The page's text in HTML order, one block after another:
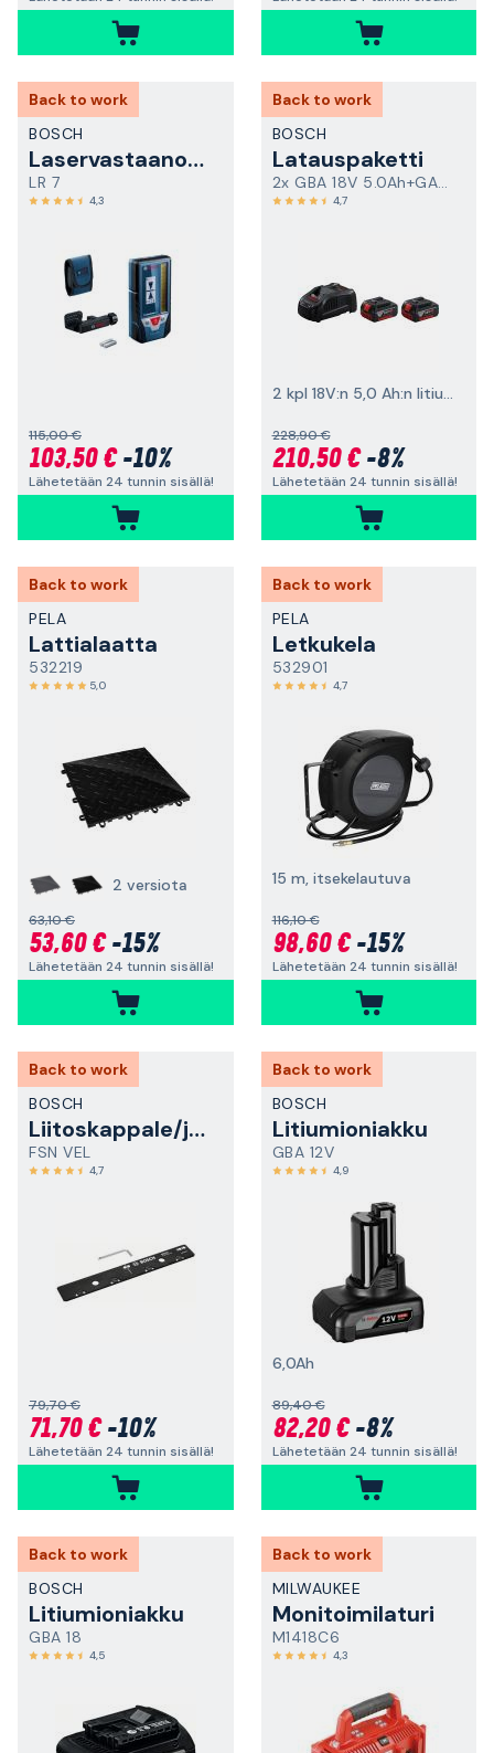
Back to work
BOSCH
Laservastaanotin
LR 7
4,3
115,00 €
103,50 €-10%
Lähetetään 24 tunnin sisällä!
Back to work
BOSCH
Latauspaketti
2x GBA 18V 5.0Ah+GAL 1880 CV
4,7
2 kpl 18V:n 5,0 Ah:n litiumioniakkuja
228,90 €
210,50 €-8%
Lähetetään 24 tunnin sisällä!
Back to work
PELA
Lattialaatta
532219
5,0
2 versiota
63,10 €
53,60 €-15%
Lähetetään 24 tunnin sisällä!
Back to work
PELA
Letkukela
532901
4,7
15 m, itsekelautuva
116,10 €
98,60 €-15%
Lähetetään 24 tunnin sisällä!
Back to work
BOSCH
Liitoskappale/jatkoliitin
FSN VEL
4,7
79,70 €
71,70 €-10%
Lähetetään 24 tunnin sisällä!
Back to work
BOSCH
Litiumioniakku
GBA 12V
4,9
6,0Ah
89,40 €
82,20 €-8%
Lähetetään 24 tunnin sisällä!
Back to work
BOSCH
Litiumioniakku
GBA 18
4,5
Back to work
MILWAUKEE
Monitoimilaturi
M1418C6
4,3